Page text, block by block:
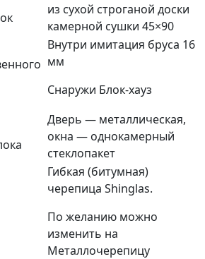
из сухой строганой доски
камерной сушки 45×90
Внутри имитация бруса 16
мм
Снаружи Блок-хауз
Дверь — металлическая,
окна — однокамерный
стеклопакет
Гибкая (битумная)
черепица Shinglas.
По желанию можно
изменить на
Металлочерепицу